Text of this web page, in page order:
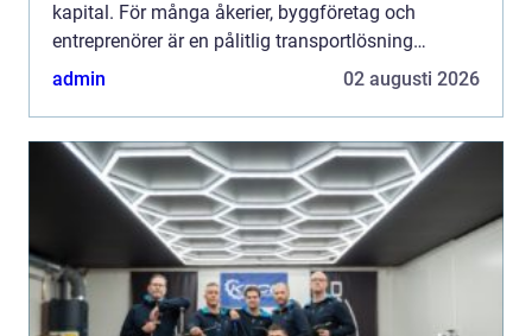
kapital. För många åkerier, byggföretag och
entreprenörer är en pålitlig transportlösning
avgörande för att vardagen ska fungera. Genom
admin 02 augusti 2026